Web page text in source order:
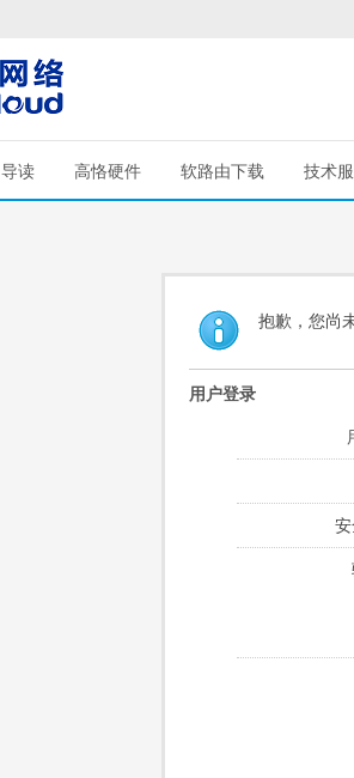
导读 高恪硬件 软路由下载 技术
抱歉，您尚
用户登录